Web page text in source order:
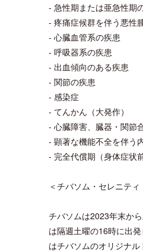
- 急性期または亜急性期
- 疼痛症候群を伴う悪性
- 心臓血管系の疾患
- 呼吸器系の疾患
- 出血傾向のある疾患
- 関節の疾患
- 感染症
- てんかん（大発作）
- 心臓障害、臓器・関節
- 顕著な機能不全を伴う
- 完全代償期（身体症状
＜チバソム・セレニティ
チバソムは2023年末か
は隔週土曜の16時に出
はチバソムのオリジナ